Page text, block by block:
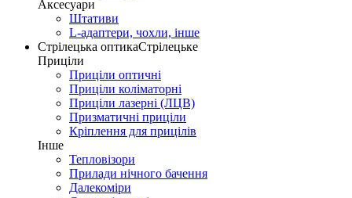
Аксесуари
Штативи
L-адаптери, чохли, інше
Стрілецька оптикаСтрілецьке
Приціли
Приціли оптичні
Приціли коліматорні
Приціли лазерні (ЛЦВ)
Призматичні приціли
Кріплення для прицілів
Інше
Тепловізори
Прилади нічного бачення
Далекоміри